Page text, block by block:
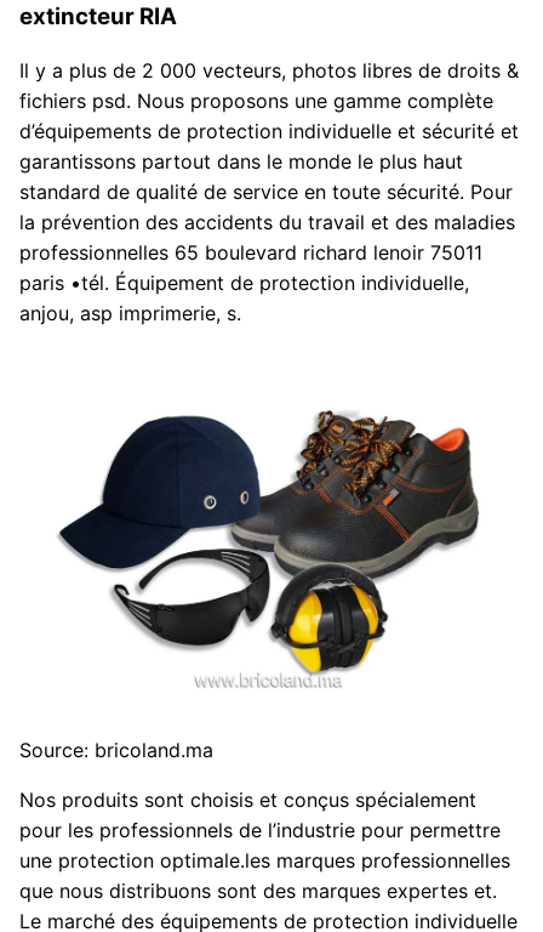
extincteur RIA
Il y a plus de 2 000 vecteurs, photos libres de droits &
fichiers psd. Nous proposons une gamme complète
d’équipements de protection individuelle et sécurité et
garantissons partout dans le monde le plus haut
standard de qualité de service en toute sécurité. Pour
la prévention des accidents du travail et des maladies
professionnelles 65 boulevard richard lenoir 75011
paris •tél. Équipement de protection individuelle,
anjou, asp imprimerie, s.
Source: bricoland.ma
Nos produits sont choisis et conçus spécialement
pour les professionnels de l’industrie pour permettre
une protection optimale.les marques professionnelles
que nous distribuons sont des marques expertes et.
Le marché des équipements de protection individuelle